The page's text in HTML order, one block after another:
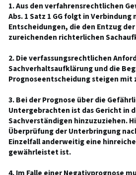
1. Aus den verfahrensrechtlichen
Abs. 1 Satz 1 GG folgt in
Entscheidungen, die den Entzug
zureichenden richterlichen
2. Die verfassungsrechtlichen
Sachverhaltsaufklärung und die
Prognoseentscheidung steigen mit
3. Bei der Prognose über die
Untergebrachten ist das Gericht in
Sachverständigen hinzuzuziehen.
Überprüfung der Unterbringung
Einzelfall anderweitig eine
gewährleistet ist.